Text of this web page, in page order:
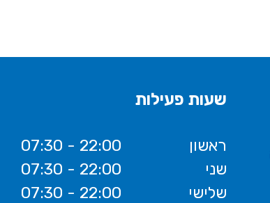
שעות פעילות
ראשון
שני
שלישי
07:30 - 22:00
07:30 - 22:00
07:30 - 22:00